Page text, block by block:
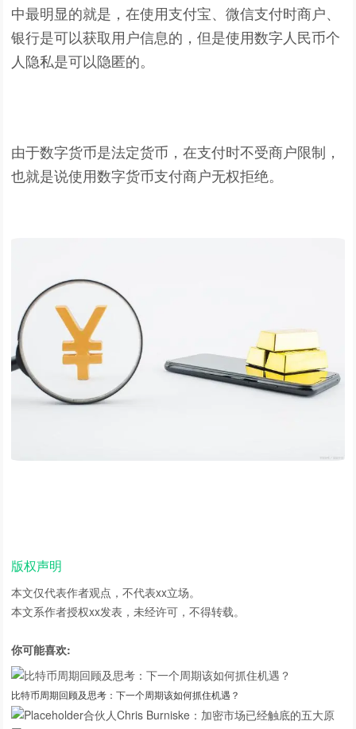
中最明显的就是，在使用支付宝、微信支付时商户、
银行是可以获取用户信息的，但是使用数字人民币个
人隐私是可以隐匿的。
由于数字货币是法定货币，在支付时不受商户限制，
也就是说使用数字货币支付商户无权拒绝。
版权声明
本文仅代表作者观点，不代表xx立场。
本文系作者授权xx发表，未经许可，不得转载。
你可能喜欢:
比特币周期回顾及思考：下一个周期该如何抓住机遇？